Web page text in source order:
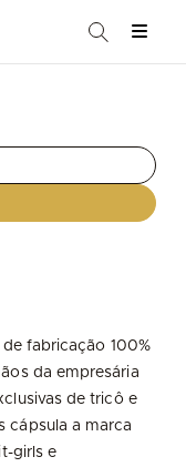
fabricação 100%
da empresária
de tricô e
cápsula a marca
girls e